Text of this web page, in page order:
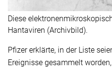
Diese
Hantaviren (Archivbild).
Pfizer erklärte, in der Liste
Ereignisse gesammelt